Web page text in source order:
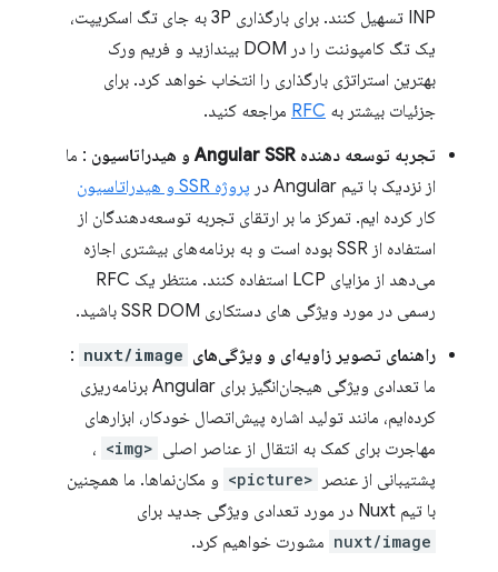
INP تسهیل کنند. برای بارگذاری 3P به جای تگ اسکریپت،
یک تگ کامپوننت را در DOM بیندازید و فریم ورک
بهترین استراتژی بارگذاری را انتخاب خواهد کرد. برای
جزئیات بیشتر به RFC مراجعه کنید.
تجربه توسعه دهنده Angular SSR و هیدراتاسیون
: ما
از نزدیک با تیم Angular در
پروژه SSR و هیدراتاسیون
کار کرده ایم. تمرکز ما بر ارتقای تجربه توسعه‌دهندگان از
استفاده از SSR بوده است و به برنامه‌های بیشتری اجازه
می‌دهد از مزایای LCP استفاده کنند. منتظر یک RFC
رسمی در مورد ویژگی های دستکاری SSR DOM باشید.
راهنمای تصویر زاویه‌ای و ویژگی‌های nuxt/image
:
ما تعدادی ویژگی هیجان‌انگیز برای Angular برنامه‌ریزی
کرده‌ایم، مانند تولید اشاره پیش‌اتصال خودکار، ابزارهای
مهاجرت برای کمک به انتقال از عناصر اصلی <img>
،
پشتیبانی از عنصر
<picture>
و مکان‌نماها. ما همچنین
با تیم Nuxt در مورد تعدادی ویژگی جدید برای
nuxt/image مشورت خواهیم کرد.